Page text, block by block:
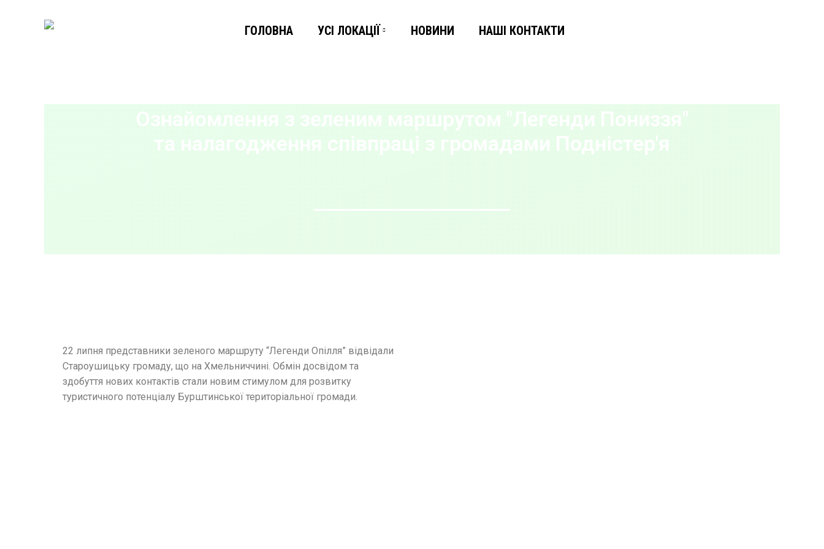
ГОЛОВНА УСІ ЛОКАЦІЇ НОВИНИ НАШІ КОНТАКТИ
Ознайомлення з зеленим маршрутом "Легенди Пониззя"
та налагодження співпраці з громадами Подністер'я
22 липня представники зеленого маршруту “Легенди Опілля” відвідали
Староушицьку громаду, що на Хмельниччині. Обмін досвідом та
здобуття нових контактів стали новим стимулом для розвитку
туристичного потенціалу Бурштинської територіальної громади.